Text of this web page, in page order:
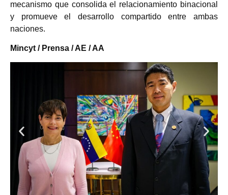
mecanismo que consolida el relacionamiento binacional
y promueve el desarrollo compartido entre ambas
naciones.
Mincyt / Prensa / AE / AA